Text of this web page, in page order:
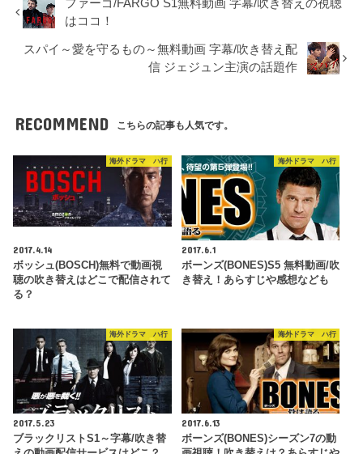
ファーゴ/FARGO S1無料動画 字幕/吹き替えの視聴
はココ！
スパイ～愛を守るもの～無料動画 字幕/吹き替え配
信 ジェジュン主演の話題作
RECOMMEND こちらの記事も人気です。
海外ドラマ ハ行
2017.4.14
ボッシュ(BOSCH)無料で動画視
聴の吹き替えはどこで配信されて
る？
海外ドラマ ハ行
2017.6.1
ボーンズ(BONES)S5 無料動画/吹
き替え！あらすじや感想なども
海外ドラマ ハ行
2017.5.23
ブラックリストS1～字幕/吹き替
海外ドラマ ハ行
2017.6.13
ボーンズ(BONES)シーズン7の動